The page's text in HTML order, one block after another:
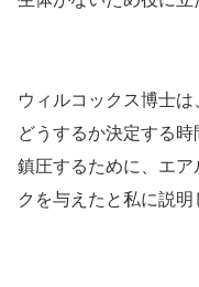
ウィルコックス博士
どうするか決定する
鎮圧するために、エ
クを与えたと私に説明